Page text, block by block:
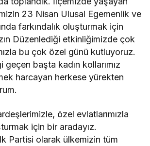
23 Nisan Ulusal Egemenlik ve
farkındalık oluşturmak için
Düzenlediği etkinliğimizde çok
bu çok özel günü kutluyoruz.
geçen başta kadın kollarımız
harcayan herkese yürekten
özel evlatlarımızla
için bir aradayız.
Partisi olarak ülkemizin tüm